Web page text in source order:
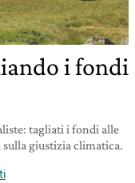
i fondi
tagliati i fondi alle
giustizia climatica.